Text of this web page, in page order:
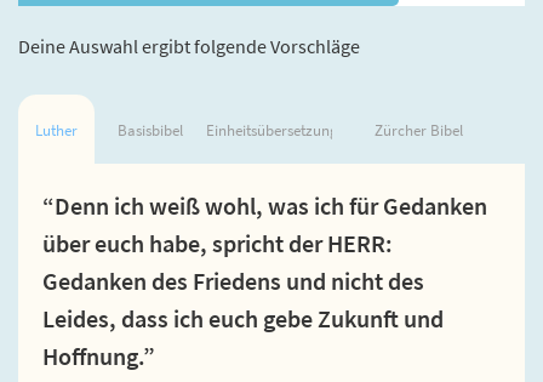
Deine Auswahl ergibt folgende Vorschläge
Luther Basisbibel Einheitsübersetzung Zürcher Bibel
“Denn ich weiß wohl, was ich für Gedanken
über euch habe, spricht der HERR:
Gedanken des Friedens und nicht des
Leides, dass ich euch gebe Zukunft und
Hoffnung.”